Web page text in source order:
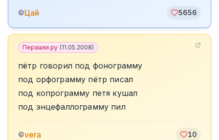
©Цай 5656
Перашки.ру (11.05.2008)
пётр говорил под фонограмму
под орфограмму пётр писал
под копрограмму петя кушал
под энцефаллограмму пил
©vera 10